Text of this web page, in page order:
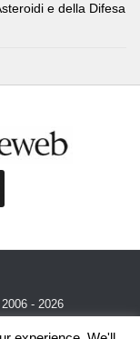
e della Difesa
- 2026